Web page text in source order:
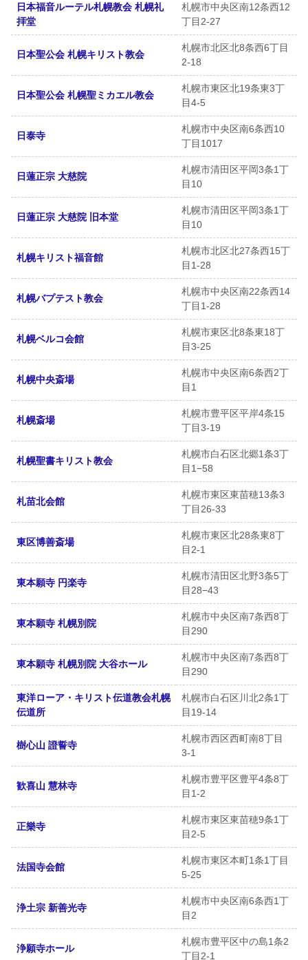
日本福音ルーテル札幌教会 札幌礼
拝堂
札幌市中央区南12条西12
丁目2-27
日本聖公会 札幌キリスト教会
札幌市北区北8条西6丁目
2-18
日本聖公会 札幌聖ミカエル教会
札幌市東区北19条東3丁
目4-5
日泰寺
札幌市中央区南6条西10
丁目1017
日蓮正宗 大慈院
札幌市清田区平岡3条1丁
目10
日蓮正宗 大慈院 旧本堂
札幌市清田区平岡3条1丁
目10
札幌キリスト福音館
札幌市北区北27条西15丁
目1-28
札幌バプテスト教会
札幌市中央区南22条西14
丁目1-28
札幌ベルコ会館
札幌市東区北8条東18丁
目3-25
札幌中央斎場
札幌市中央区南6条西2丁
目1
札幌斎場
札幌市豊平区平岸4条15
丁目3-19
札幌聖書キリスト教会
札幌市白石区北郷1条3丁
目1−58
札苗北会館
札幌市東区東苗穂13条3
丁目26-33
東区博善斎場
札幌市東区北28条東8丁
目2-1
東本願寺 円楽寺
札幌市清田区北野3条5丁
目28−43
東本願寺 札幌別院
札幌市中央区南7条西8丁
目290
東本願寺 札幌別院 大谷ホール
札幌市中央区南7条西8丁
目290
東洋ローア・キリスト伝道教会札幌
伝道所
札幌市白石区川北2条1丁
目19-14
樹心山 證誓寺
札幌市西区西町南8丁目
3-1
歓喜山 慧林寺
札幌市豊平区豊平4条8丁
目1-2
正樂寺
札幌市東区東苗穂9条1丁
目2-5
法国寺会館
札幌市東区本町1条1丁目
5-25
浄土宗 新善光寺
札幌市中央区南6条西1丁
目2
浄願寺ホール
札幌市豊平区中の島1条2
丁目2-1